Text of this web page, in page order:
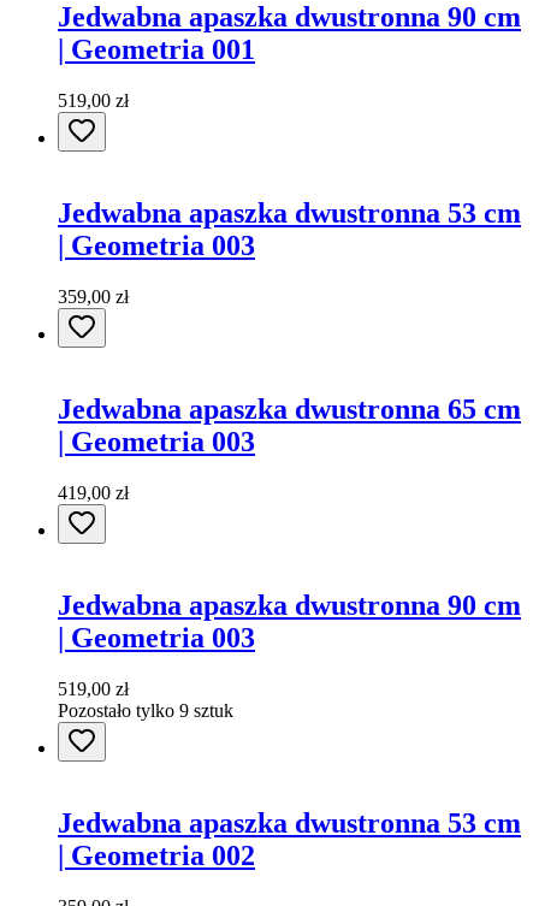
Jedwabna apaszka dwustronna 90 cm
| Geometria 001
519,00 zł
Jedwabna apaszka dwustronna 53 cm
| Geometria 003
359,00 zł
Jedwabna apaszka dwustronna 65 cm
| Geometria 003
419,00 zł
Jedwabna apaszka dwustronna 90 cm
| Geometria 003
519,00 zł
Pozostało tylko 9 sztuk
Jedwabna apaszka dwustronna 53 cm
| Geometria 002